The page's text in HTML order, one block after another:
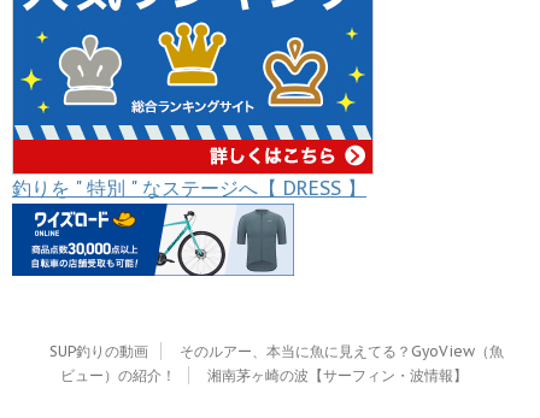
釣りを " 特別 " なステージへ【 DRESS 】
SUP釣りの動画
そのルアー、本当に魚に見えてる？GyoView（魚
ビュー）の紹介！
湘南茅ヶ崎の波【サーフィン・波情報】